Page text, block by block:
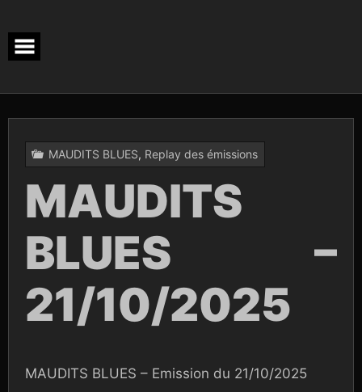
content
MAUDITS BLUES, Replay des émissions
MAUDITS
BLUES –
21/10/2025
MAUDITS BLUES – Emission du 21/10/2025